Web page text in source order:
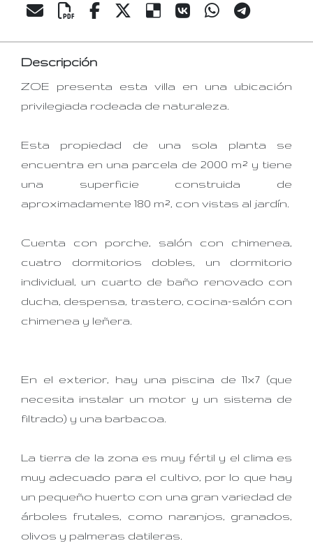
Descripción
ZOE presenta esta villa en una ubicación
privilegiada rodeada de naturaleza.
Esta propiedad de una sola planta se
encuentra en una parcela de 2000 m² y tiene
una superficie construida de
aproximadamente 180 m², con vistas al jardín.
Cuenta con porche, salón con chimenea,
cuatro dormitorios dobles, un dormitorio
individual, un cuarto de baño renovado con
ducha, despensa, trastero, cocina-salón con
chimenea y leñera.
En el exterior, hay una piscina de 11x7 (que
necesita instalar un motor y un sistema de
filtrado) y una barbacoa.
La tierra de la zona es muy fértil y el clima es
muy adecuado para el cultivo, por lo que hay
un pequeño huerto con una gran variedad de
árboles frutales, como naranjos, granados,
olivos y palmeras datileras.